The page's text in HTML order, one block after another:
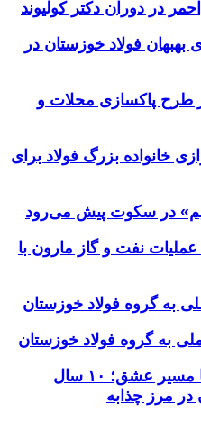
در دوران دکتر کولیوند
بهبهان فولاد خوزستان در
در طرح پاکسازی محلات و
خانواده بزرگ فولاد برای
در سکوت پیش می‌رود
نفت و گاز مارون با
به گروه فولاد خوزستان
به گروه فولاد خوزستان
از چرخ‌دنده‌های صنعت تا مسیر عشق؛ ۱۰ سال
در مرز چذابه